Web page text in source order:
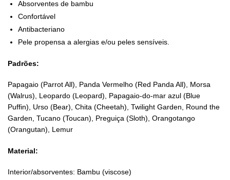
Absorventes de bambu
Confortável
Antibacteriano
Pele propensa a alergias e/ou peles sensíveis.
Padrões:
Papagaio (Parrot All), Panda Vermelho (Red Panda All), Morsa
(Walrus), Leopardo (Leopard), Papagaio-do-mar azul (Blue
Puffin), Urso (Bear), Chita (Cheetah), Twilight Garden, Round the
Garden, Tucano (Toucan), Preguiça (Sloth), Orangotango
(Orangutan), Lemur
Material:
Interior/absorventes: Bambu (viscose)